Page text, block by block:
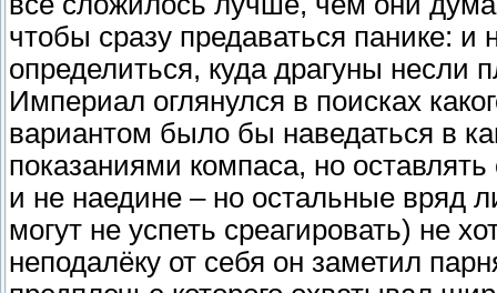
чтобы сразу предаваться панике:
определиться, куда драгуны несли
Империал оглянулся в поисках
вариантом было бы наведаться в
показаниями компаса, но
и не наедине – но остальные вряд
могут не успеть среагировать) не
неподалёку от себя он заметил